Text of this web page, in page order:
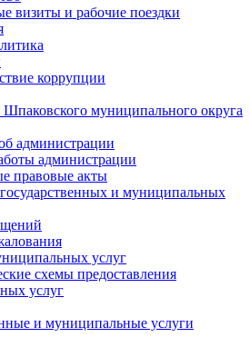
визиты и рабочие поездки
коррупции
Шпаковского муниципального округа
администрации
администрации
правовые акты
и муниципальных
услуг
схемы предоставления
услуг
и муниципальные услуги